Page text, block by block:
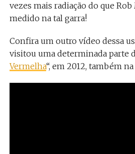
vezes mais radiação do que
medido na tal garra!
Confira um outro vídeo dessa
visitou uma determinada parte
Vermelha“, em 2012, também